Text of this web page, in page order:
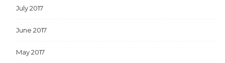
July 2017
June 2017
May 2017